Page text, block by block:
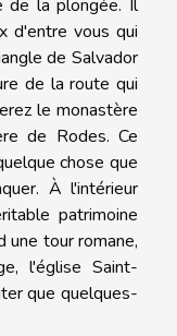
de la plongée. Il
d'entre vous qui
de Salvador
de la route qui
le monastère
de Rodes. Ce
chose que
À l'intérieur
patrimoine
une tour romane,
l'église Saint-
que quelques-